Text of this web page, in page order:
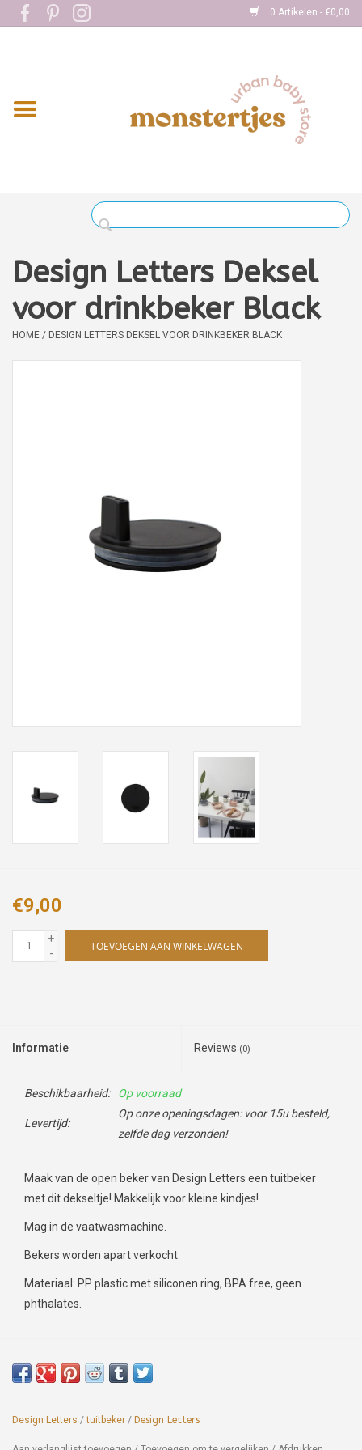
0 Artikelen - €0,00
Home
Kleding
Boekjes
Design Letters Deksel
voor drinkbeker Black
HOME / DESIGN LETTERS DEKSEL VOOR DRINKBEKER BLACK
€9,00
+
-
TOEVOEGEN AAN WINKELWAGEN
Informatie Reviews (0)
Beschikbaarheid: Op voorraad
Levertijd:
Op onze openingsdagen: voor 15u besteld,
zelfde dag verzonden!
Maak van de open beker van Design Letters een tuitbeker
met dit dekseltje! Makkelijk voor kleine kindjes!
Mag in de vaatwasmachine.
Bekers worden apart verkocht.
Materiaal: PP plastic met siliconen ring, BPA free, geen
phthalates.
Design Letters /tuitbeker / Design Letters